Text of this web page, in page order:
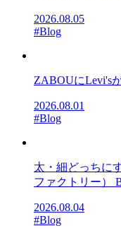
2026.08.05
#Blog
ZABOUにLevi's
2026.08.01
#Blog
太・細どっちに
ファクトリー）
2026.08.04
#Blog